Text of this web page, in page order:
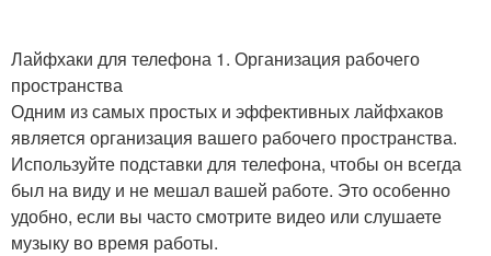
Лайфхаки для телефона 1. Организация рабочего
пространства
Одним из самых простых и эффективных лайфхаков
является организация вашего рабочего пространства.
Используйте подставки для телефона, чтобы он всегда
был на виду и не мешал вашей работе. Это особенно
удобно, если вы часто смотрите видео или слушаете
музыку во время работы.